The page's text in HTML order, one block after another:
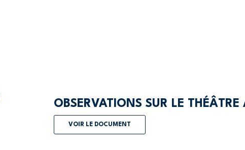
OBSERVATIONS SUR LE THÉÂTRE
VOIR LE DOCUMENT